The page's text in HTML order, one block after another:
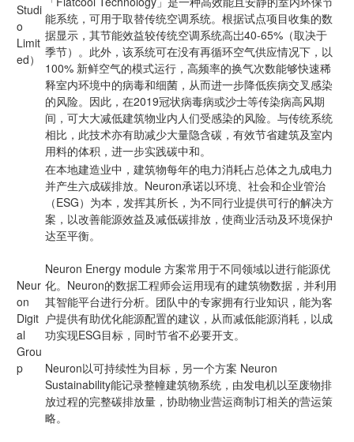
Studi
o
Limit
ed）
能系统，可用于取替传统空调系统。根据试点项目收集的数
据显示，其节能效益较传统空调系统高岀40-65%（取决于
季节）。此外，该系统可在没有再循环空气供应情况下，以
100% 新鲜空气的模式运行，高频率的换气次数能够快速稀
释室内环境中的病毒和细菌，从而进一步降低疾病交叉感染
的风险。因此，在2019冠状病毒病或沙士等传染病高风期
间，可大大减低建筑物业内人们受感染的风险。与传统系统
相比，此技术亦有助减少大量隐含碳，有效节省建筑及室内
用料的体积，进一步实践碳中和。
Neur
on
Digit
al
Grou
p
在本地建造业中，建筑物每年的电力消耗占总体之九成电力
并产生六成碳排放。Neuron承诺以环境、社会和企业管治
（ESG）为本，发挥其所长，为不同行业提供可行的解决方
案，以改善能源效益及减低碳排放，使商业活动及环境保护
达至平衡。
Neuron Energy module 方案常用于不同领域以进行能源优
化。Neuron的数据工程师会运用现有的建筑物数据，并利用
其智能平台进行分析。团队中的专家拥有行业知识，能为客
户提供有助优化能源配置的建议，从而减低能源消耗，以成
功实现ESG目标，同时节省不必要开支。
Neuron以可持续性为目标，另一个方案 Neuron
Sustainability能记录整幢建筑物系统，由发电机以至废物排
放过程的完整碳排放量，协助物业营运商制订相关的营运策
略。